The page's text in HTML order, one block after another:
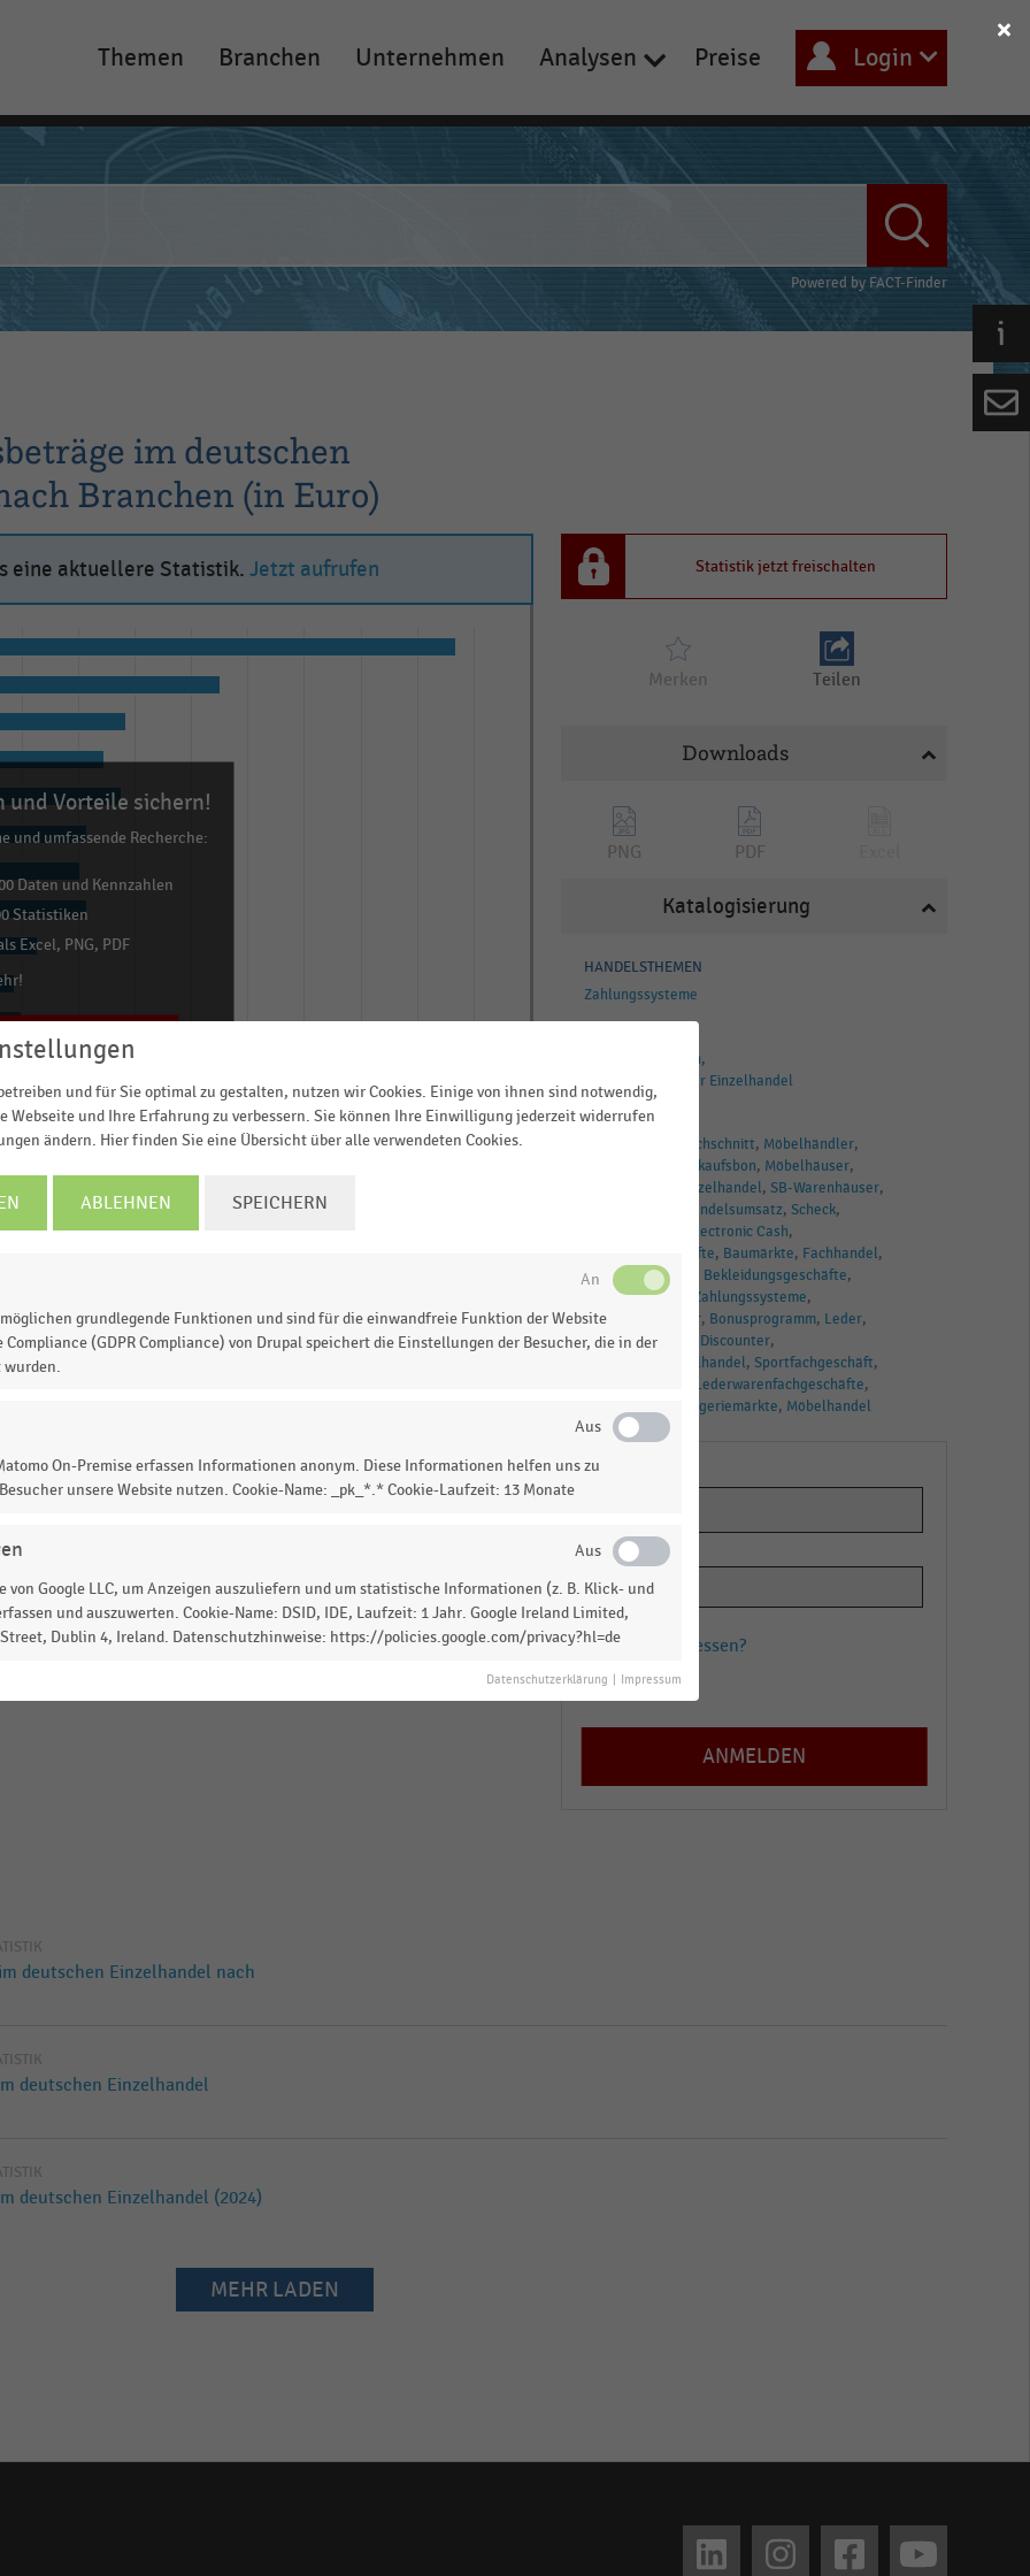
Main
navigation
Themen Branchen Unternehmen Analysen Preise Login
Powered by FACT-Finder
im deutschen
Branchen (in Euro)
eine aktuellere Statistik. Jetzt aufrufen
Gewichteter durchschnittlicher Einkaufsbetrag
0,30 0,40 0,50 0,60 0,70 0,80 0,90 1,00
und Vorteile sichern!
und umfassende Recherche:
Daten und Kennzahlen
Statistiken
Excel, PNG, PDF
INFORMIEREN
Einkaufsbetrag im deutschen Einzelhandel im Jahr
(exkl. Schlecker) betrug 2010 der durchschnittliche
Statistik? Jetzt einloggen oder
Statistik jetzt freischalten
Merken Teilen
Downloads
PNG PDF
Katalogisierung
HANDELSTHEMEN
Zahlungssysteme
Einkaufsverhalten
Deutschsprachiger Einzelhandel
TAGS
Durchschnitt Möbelhändler
Einkaufsbon Möbelhäuser
Einzelhandel SB-Warenhäuser
Einzelhandelsumsatz Scheck
Electronic Cash
Schuhfachgeschäfte Baumärkte Fachhandel
Schuhfachhandel
Bekleidungsgeschäfte
kartengestützte Zahlungssysteme
Schuhfachhändler Bonusprogramm Leder
Sportfachhandel
Discounter
Lederwareneinzelhandel Sportfachgeschäft
Lederwarenfachgeschäfte
Drogeriemärkte Möbelhandel
Passwort vergessen?
Registrieren
deutschen Einzelhandel nach
deutschen Einzelhandel
deutschen Einzelhandel (2024)
MEHR LADEN
und für Sie optimal zu gestalten, nutzen wir Cookies. Einige von ihnen sind notwendig,
Webseite und Ihre Erfahrung zu verbessern. Sie können Ihre Einwilligung jederzeit widerrufen
ändern. Hier finden Sie eine Übersicht über alle verwendeten Cookies.
ABLEHNEN SPEICHERN
grundlegende Funktionen und sind für die einwandfreie Funktion der Website
(GDPR Compliance) von Drupal speichert die Einstellungen der Besucher, die in der
wurden.
On-Premise erfassen Informationen anonym. Diese Informationen helfen uns zu
unsere Website nutzen. Cookie-Name: _pk_*.* Cookie-Laufzeit: 13 Monate
von Google LLC, um Anzeigen auszuliefern und um statistische Informationen (z. B. Klick- und
und auszuwerten. Cookie-Name: DSID, IDE, Laufzeit: 1 Jahr. Google Ireland Limited,
Street, Dublin 4, Ireland. Datenschutzhinweise: https://policies.google.com/privacy?hl=de
Datenschutzerklärung Impressum